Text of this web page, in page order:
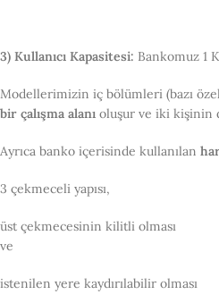
3) Kullanıcı Kapasitesi: Bankomuz 1
Modellerimizin iç bölümleri (bazı
bir çalışma alanı oluşur ve iki kişinin
Ayrıca banko içerisinde kullanılan
3 çekmeceli yapısı,
üst çekmecesinin kilitli olması
ve
istenilen yere kaydırılabilir olması